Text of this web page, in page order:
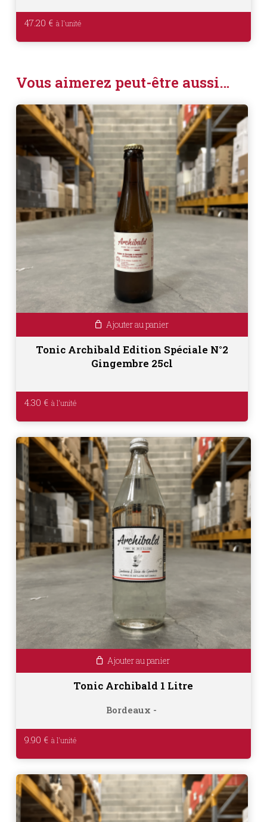
47.20 €
Vous aimerez peut-être aussi…
Ajouter au panier
Tonic Archibald Edition Spéciale N°2
Gingembre 25cl
4.30 €
Ajouter au panier
Tonic Archibald 1 Litre
Bordeaux
9.90 €